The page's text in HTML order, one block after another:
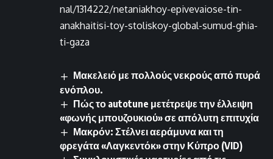
nal/1314222/netaniakhoy-epivevaiose-tin-
anakhaitisi-toy-stoliskoy-global-sumud-ghia-
ti-gaza
Μακελειό με πολλούς νεκρούς από πυρά
ενόπλου.
Πώς το autotune μετέτρεψε την έλλειψη
«φωνής μπουζουκιού» σε απόλυτη επιτυχία
Μακρόν: Στέλνει αεράμυνα και τη
φρεγάτα «Λαγκεντόκ» στην Κύπρο (VID)